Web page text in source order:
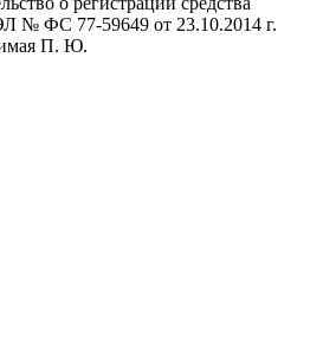
№ ФС 77-59649 от 23.10.2014 г.
П. Ю.